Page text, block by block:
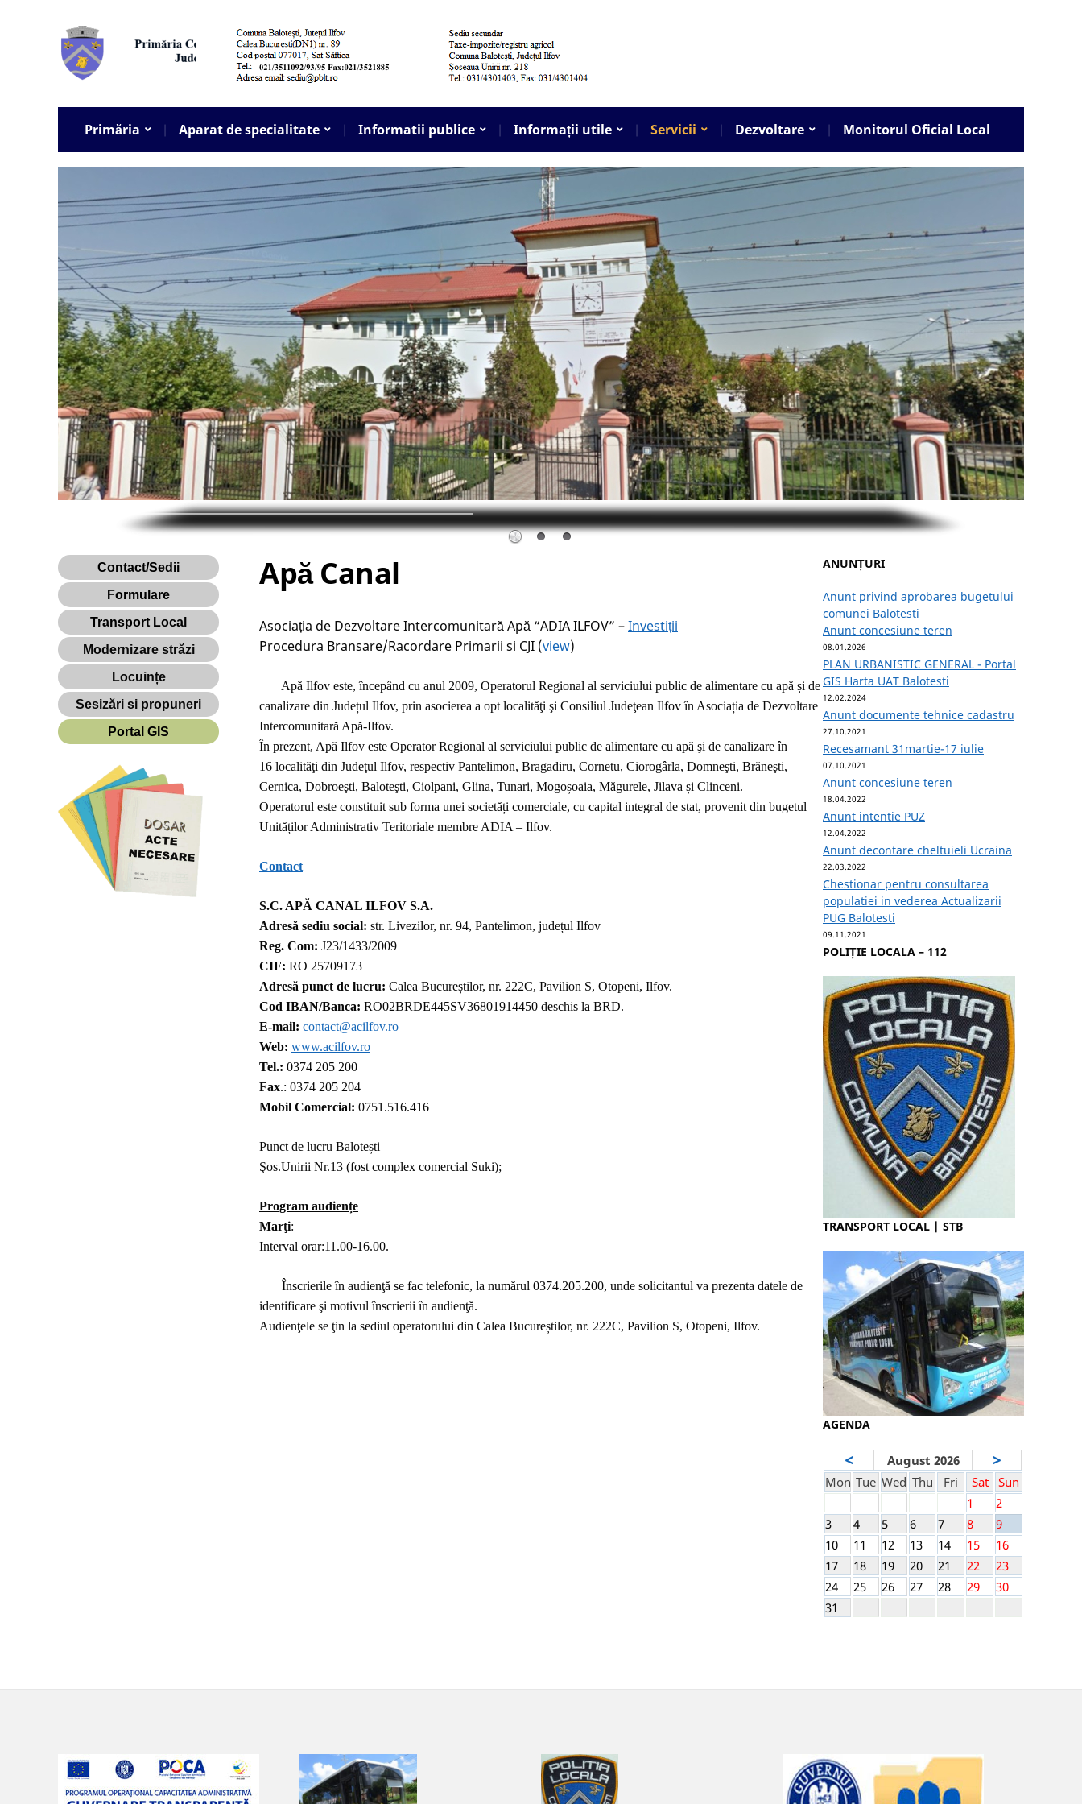
Primăria Aparat de specialitate Informatii publice Informații utile Servicii Dezvoltare Monitorul Oficial Local
Contact/Sedii
Formulare
Transport Local
Modernizare străzi
Locuințe
Sesizări si propuneri
Portal GIS
Apă Canal
Asociația de Dezvoltare Intercomunitară Apă “ADIA ILFOV” –Investiții
Procedura Bransare/Racordare Primarii si CJI (view)
Apă Ilfov este, începând cu anul 2009, Operatorul Regional al serviciului public de alimentare cu apă și de
canalizare din Județul Ilfov, prin asocierea a opt localităţi şi Consiliul Judeţean Ilfov în Asociația de Dezvoltare
Intercomunitară Apă-Ilfov.
În prezent, Apă Ilfov este Operator Regional al serviciului public de alimentare cu apă şi de canalizare în
16 localităţi din Judeţul Ilfov, respectiv Pantelimon, Bragadiru, Cornetu, Ciorogârla, Domneşti, Brăneşti,
Cernica, Dobroeşti, Baloteşti, Ciolpani, Glina, Tunari, Mogoșoaia, Măgurele, Jilava și Clinceni.
Operatorul este constituit sub forma unei societăți comerciale, cu capital integral de stat, provenit din bugetul
Unităților Administrativ Teritoriale membre ADIA – Ilfov.
Contact
S.C. APĂ CANAL ILFOV S.A.
Adresă sediu social: str. Livezilor, nr. 94, Pantelimon, județul Ilfov
Reg. Com: J23/1433/2009
CIF: RO 25709173
Adresă punct de lucru: Calea Bucureștilor, nr. 222C, Pavilion S, Otopeni, Ilfov.
Cod IBAN/Banca: RO02BRDE445SV36801914450 deschis la BRD.
E-mail: contact@acilfov.ro
Web: www.acilfov.ro
Tel.: 0374 205 200
Fax.: 0374 205 204
Mobil Comercial: 0751.516.416
Punct de lucru Balotești
Şos.Unirii Nr.13 (fost complex comercial Suki);
Program audiențe
Marţi:
Interval orar:11.00-16.00.
Înscrierile în audienţă se fac telefonic, la numărul 0374.205.200, unde solicitantul va prezenta datele de
identificare şi motivul înscrierii în audienţă.
Audienţele se ţin la sediul operatorului din Calea Bucureștilor, nr. 222C, Pavilion S, Otopeni, Ilfov.
ANUNȚURI
Anunt privind aprobarea bugetului
comunei Balotesti
Anunt concesiune teren
08.01.2026
PLAN URBANISTIC GENERAL - Portal
GIS Harta UAT Balotesti
12.02.2024
Anunt documente tehnice cadastru
27.10.2021
Recesamant 31martie-17 iulie
07.10.2021
Anunt concesiune teren
18.04.2022
Anunt intentie PUZ
12.04.2022
Anunt decontare cheltuieli Ucraina
22.03.2022
Chestionar pentru consultarea
populatiei in vederea Actualizarii
PUG Balotesti
09.11.2021
POLIȚIE LOCALA – 112
TRANSPORT LOCAL | STB
AGENDA
< August 2026 >
Mon Tue Wed Thu Fri Sat
Sun
1
2
3
4 5 6 7 8
9
10
11 12 13 14 15
16
17
18 19 20 21 22
23
24
25 26 27 28 29
30
31